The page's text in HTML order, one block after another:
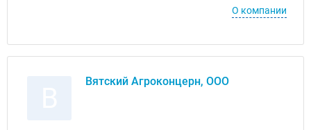
О компании
Вятский Агроконцерн, ООО